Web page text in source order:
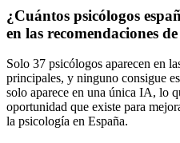
¿Cuántos psicólogos
en las recomendaciones
Solo 37 psicólogos aparecen en
principales, y ninguno consigue
solo aparece en una única IA, lo
oportunidad que existe para
la psicología en España.